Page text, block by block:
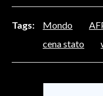
MOTORI
ALTRI SPORT
Tags: Mondo
cena stato